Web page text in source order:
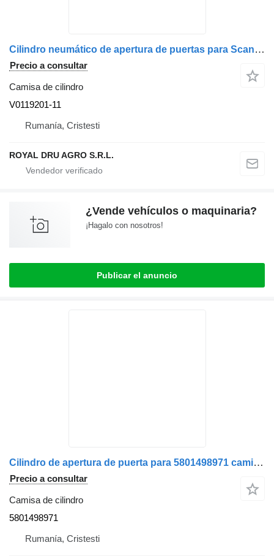
Cilindro neumático de apertura de puertas para Scania V0119201-11 camisa de cilindro para camión
Precio a consultar
Camisa de cilindro
V0119201-11
Rumanía, Cristesti
ROYAL DRU AGRO S.R.L.
¿Vende vehículos o maquinaria?
¡Hagalo con nosotros!
Publicar el anuncio
Cilindro de apertura de puerta para 5801498971 camisa de cilindro para Irisbus camión
Precio a consultar
Camisa de cilindro
5801498971
Rumanía, Cristesti